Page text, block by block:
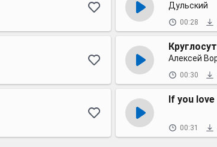
Дульский
00:28
Алексей
00:30
If you
00:31